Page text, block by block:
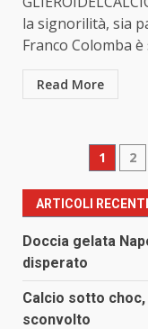
la signorilità, sia
Franco Colomba è
Read More
degli
1 2
ARTICOLI RECENTI
Doccia gelata
disperato
Calcio sotto choc,
sconvolto